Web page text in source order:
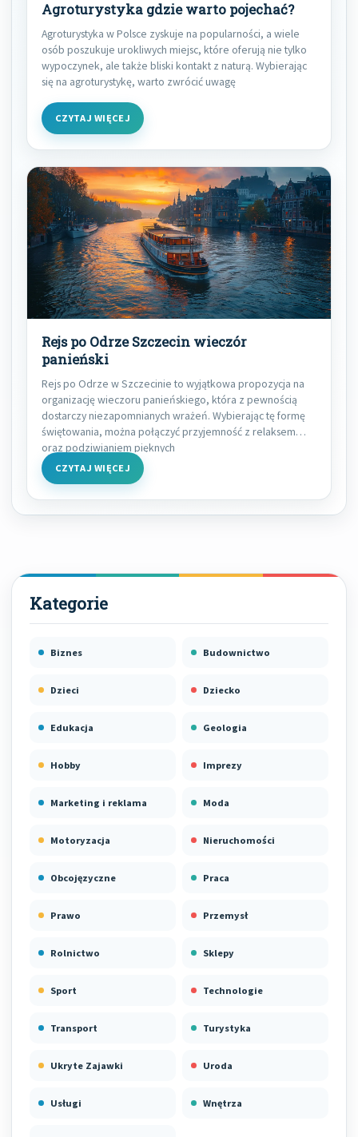
Agroturystyka gdzie warto pojechać?
Agroturystyka w Polsce zyskuje na popularności, a wiele
osób poszukuje urokliwych miejsc, które oferują nie tylko
wypoczynek, ale także bliski kontakt z naturą. Wybierając
się na agroturystykę, warto zwrócić uwagę
CZYTAJ WIĘCEJ
Rejs po Odrze Szczecin wieczór
panieński
Rejs po Odrze w Szczecinie to wyjątkowa propozycja na
organizację wieczoru panieńskiego, która z pewnością
dostarczy niezapomnianych wrażeń. Wybierając tę formę
świętowania, można połączyć przyjemność z relaksem
oraz podziwianiem pięknych
CZYTAJ WIĘCEJ
Biznes Budownictwo
Dzieci Dziecko
Edukacja Geologia
Hobby Imprezy
Marketing i reklama Moda
Motoryzacja Nieruchomości
Obcojęzyczne Praca
Prawo Przemysł
Rolnictwo Sklepy
Sport Technologie
Transport Turystyka
Ukryte Zajawki Uroda
Usługi Wnętrza